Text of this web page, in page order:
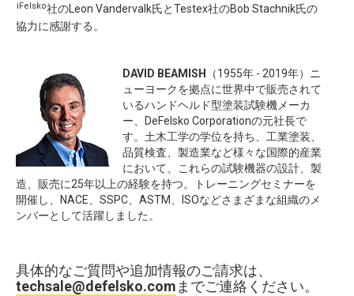
iFelsko社のLeon Vandervalk氏とTestex社のBob Stachnik氏の
協力に感謝する。
DAVID BEAMISH
（1955年 - 2019年）ニ
ューヨークを拠点に世界中で販売されて
いるハンドヘルド型塗装試験機メーカ
ー、DeFelsko Corporationの元社長で
す。土木工学の学位を持ち、工業塗装、
品質検査、製造業など様々な国際的産業
において、これらの試験機器の設計、製
造、販売に25年以上の経験を持つ。トレーニングセミナーを
開催し、NACE、SSPC、ASTM、ISOなどさまざまな組織のメ
ンバーとして活躍しました。
具体的なご質問や追加情報のご請求は、
techsale@defelsko.comまでご連絡ください。